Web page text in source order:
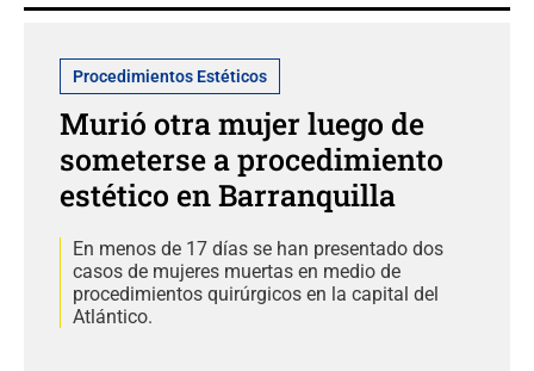
Procedimientos Estéticos
Murió otra mujer luego de
someterse a procedimiento
estético en Barranquilla
En menos de 17 días se han presentado dos
casos de mujeres muertas en medio de
procedimientos quirúrgicos en la capital del
Atlántico.